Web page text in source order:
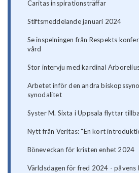
Caritas inspirationsträffar
Stiftsmeddelande januari 2024
Se inspelningen från Respekts
vård
Stor intervju med kardinal
Arbetet inför den andra
synodalitet
Syster M. Sixta i Uppsala flyttar
Nytt från Veritas: "En kort
Böneveckan för kristen enhet 2024
Världsdagen för fred 2024 - påvens